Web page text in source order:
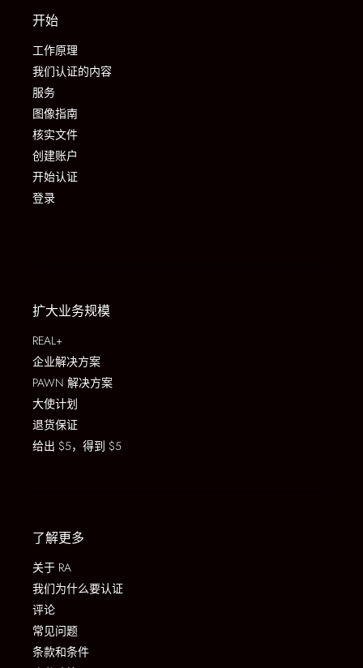
开始
工作原理
我们认证的内容
服务
图像指南
核实文件
创建账户
开始认证
登录
扩大业务规模
REAL+
企业解决方案
PAWN 解决方案
大使计划
退货保证
给出 $5，得到 $5
了解更多
关于 RA
我们为什么要认证
评论
常见问题
条款和条件